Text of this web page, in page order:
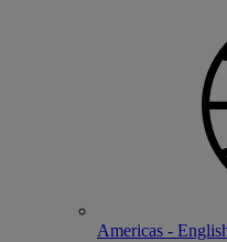
Americas -